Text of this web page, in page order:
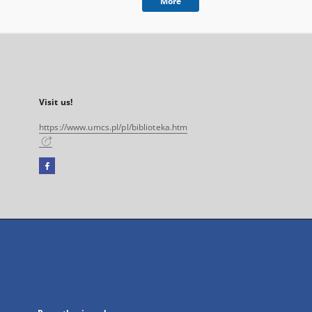
Visit us!
https://www.umcs.pl/pl/biblioteka.htm
Facebook
open